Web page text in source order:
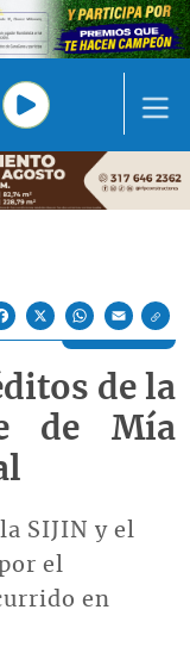
X WhatsAppEmail
de la
de Mía
SIJIN y el
el
en